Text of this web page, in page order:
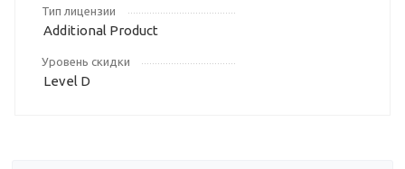
Тип лицензии
Additional Product
Уровень скидки
Level D